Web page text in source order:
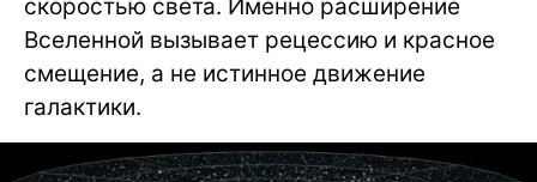
скоростью света. Именно расширение
Вселенной вызывает рецессию и красное
смещение, а не истинное движение
галактики.